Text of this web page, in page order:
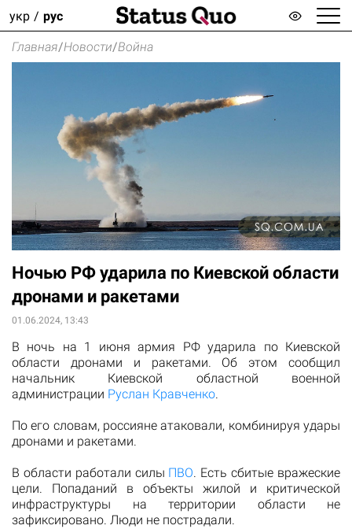
укр рус
Главная/Новости/Война
Ночью РФ ударила по Киевской области
дронами и ракетами
01.06.2024, 13:43
В ночь на 1 июня армия РФ ударила по Киевской
области дронами и ракетами. Об этом сообщил
начальник Киевской областной военной
администрации Руслан Кравченко.
По его словам, россияне атаковали, комбинируя удары
дронами и ракетами.
В области работали силы ПВО. Есть сбитые вражеские
цели. Попаданий в объекты жилой и критической
инфраструктуры на территории области не
зафиксировано. Люди не пострадали.